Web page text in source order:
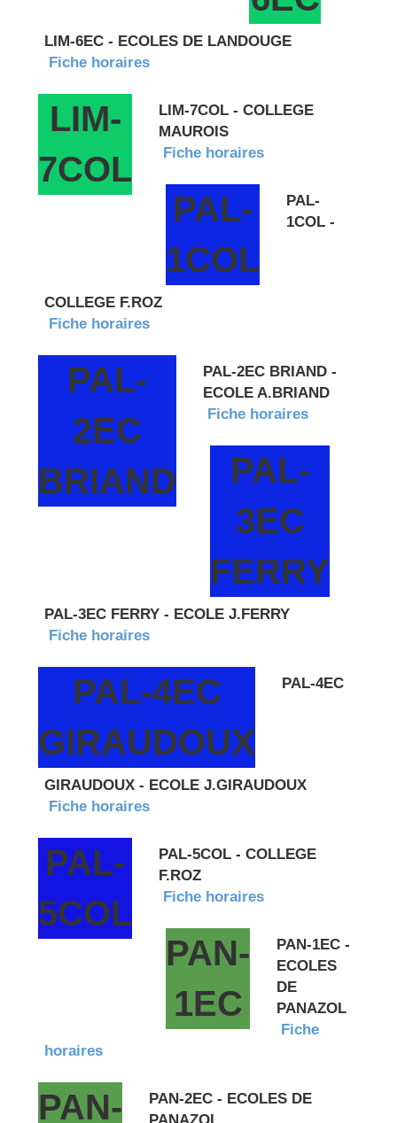
LIM-6EC - ECOLES DE LANDOUGE
Fiche horaires
LIM-
7COL
LIM-7COL - COLLEGE
MAUROIS
Fiche horaires
PAL-
1COL
PAL-
1COL -
COLLEGE F.ROZ
Fiche horaires
PAL-
2EC
BRIAND
PAL-2EC BRIAND -
ECOLE A.BRIAND
Fiche horaires
PAL-
3EC
FERRY
PAL-3EC FERRY - ECOLE J.FERRY
Fiche horaires
PAL-4EC
GIRAUDOUX
PAL-4EC
GIRAUDOUX - ECOLE J.GIRAUDOUX
Fiche horaires
PAL-
5COL
PAL-5COL - COLLEGE
F.ROZ
Fiche horaires
PAN-
1EC
PAN-1EC -
ECOLES
DE
PANAZOL
Fiche
horaires
PAN-
PAN-2EC - ECOLES DE